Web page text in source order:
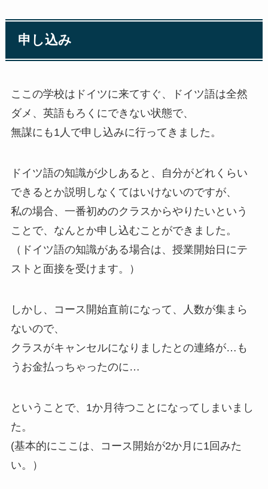
申し込み
ここの学校はドイツに来てすぐ、ドイツ語は全然
ダメ、英語もろくにできない状態で、
無謀にも1人で申し込みに行ってきました。
ドイツ語の知識が少しあると、自分がどれくらい
できるとか説明しなくてはいけないのですが、
私の場合、一番初めのクラスからやりたいという
ことで、なんとか申し込むことができました。
（ドイツ語の知識がある場合は、授業開始日にテ
ストと面接を受けます。）
しかし、コース開始直前になって、人数が集まら
ないので、
クラスがキャンセルになりましたとの連絡が…も
うお金払っちゃったのに…
ということで、1か月待つことになってしまいまし
た。
(基本的にここは、コース開始が2か月に1回みた
い。）